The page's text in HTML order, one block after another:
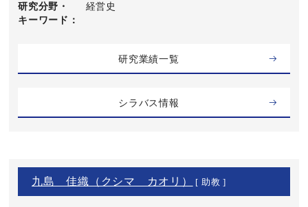
研究分野・
キーワード
経営史
研究業績一覧
シラバス情報
九島 佳織（クシマ カオリ） [ 助教 ]